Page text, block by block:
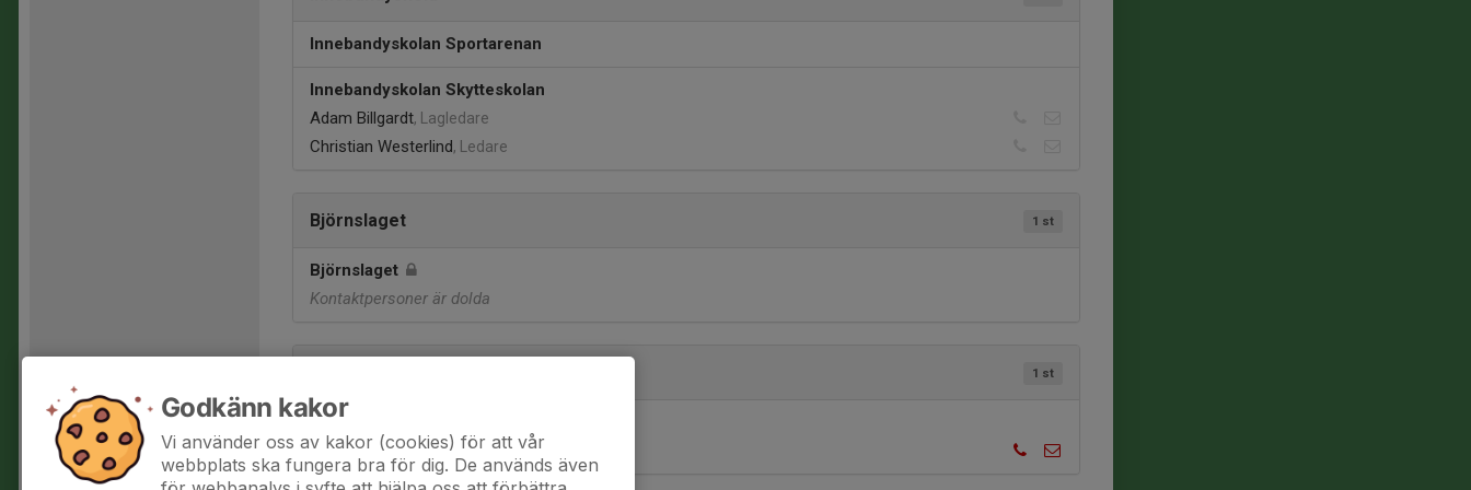
Innebandyskolan Sportarenan
Innebandyskolan Skytteskolan
Adam Billgardt, Lagledare
Christian Westerlind, Ledare
1 st
Björnslaget
Björnslaget
Kontaktpersoner är dolda
1 st
Valberedningen
Kim Abelsson, Valberedningen
Godkänn kakor
Vi använder oss av kakor (cookies) för att vår
webbplats ska fungera bra för dig. De används även